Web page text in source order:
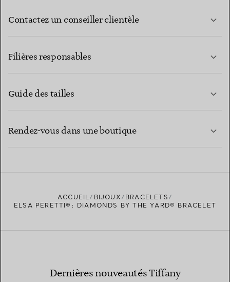
Contactez un conseiller clientèle
Filières responsables
Guide des tailles
Rendez-vous dans une boutique
TROUVEZ LA BOUTIQUE LA PLUS PROCHE
ACCUEIL BIJOUX
BRACELETS
ELSA PERETTI®: DIAMONDS BY THE YARD® BRACELET
Dernières nouveautés Tiffany